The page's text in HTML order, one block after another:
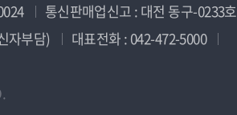
통신판매업신고 : 대전 동구-0233호
자부담)
대표전화 : 042-472-5000